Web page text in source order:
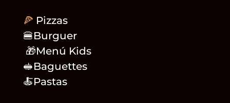
🍕 Pizzas
🍔Burguer
🎁Menú Kids
🥪Baguettes
🍝Pastas